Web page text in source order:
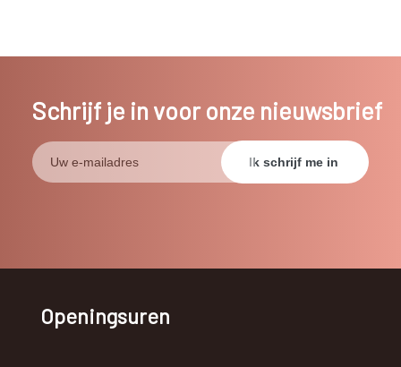
Schrijf je in voor onze nieuwsbrief
Openingsuren